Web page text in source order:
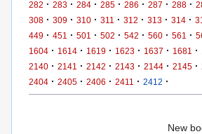
282 · 283 · 284 · 285 · 286 · 287 · 288 ·
308 · 309 · 310 · 311 · 312 · 313 · 314 ·
449 · 451 · 501 · 502 · 542 · 560 · 561 ·
1604 · 1614 · 1619 · 1623 · 1637 · 1681 ·
2140 · 2141 · 2142 · 2143 · 2144 · 2145 ·
2404 · 2405 · 2406 · 2411 · 2412 ·
New